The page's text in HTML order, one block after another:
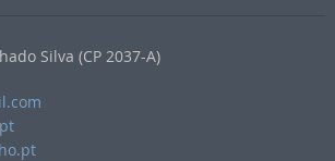
Silva (CP 2037-A)